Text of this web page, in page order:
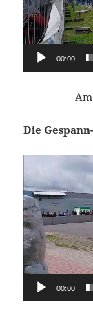
00:00
Die
Player
00:00